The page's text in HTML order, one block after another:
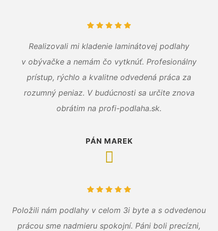
Realizovali mi kladenie laminátovej podlahy
v obývačke a nemám čo vytknúť. Profesionálny
prístup, rýchlo a kvalitne odvedená práca za
rozumný peniaz. V budúcnosti sa určite znova
obrátim na profi-podlaha.sk.
PÁN MAREK
Položili nám podlahy v celom 3i byte a s odvedenou
prácou sme nadmieru spokojní. Páni boli precízni,